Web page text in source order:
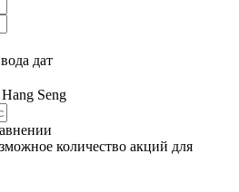
дат
Seng
количество акций для